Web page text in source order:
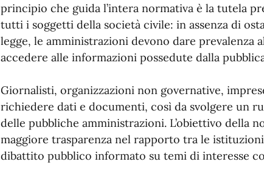
principio che guida l’intera normativa è la tutela
tutti i soggetti della società civile: in assenza di
legge, le amministrazioni devono dare
accedere alle informazioni possedute dalla
Giornalisti, organizzazioni non governative,
richiedere dati e documenti, così da svolgere un
delle pubbliche amministrazioni. L’obiettivo della
maggiore trasparenza nel rapporto tra le
dibattito pubblico informato su temi di interesse